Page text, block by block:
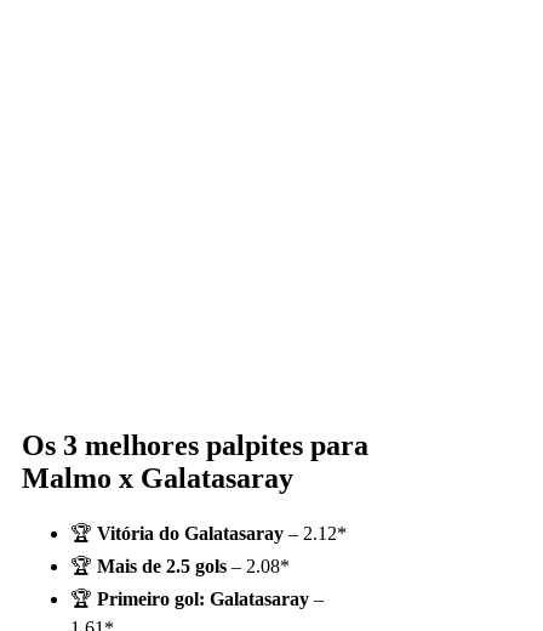
Os 3 melhores palpites para
Malmo x Galatasaray
🏆 Vitória do Galatasaray – 2.12*
🏆 Mais de 2.5 gols – 2.08*
🏆 Primeiro gol: Galatasaray –